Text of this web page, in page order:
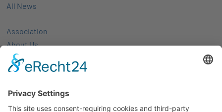
All News
Association
About Us
Activities
Members
Partner-networks